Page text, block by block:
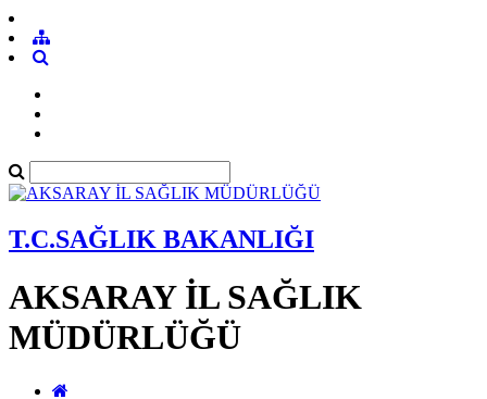
T.C.SAĞLIK BAKANLIĞI
AKSARAY İL SAĞLIK
MÜDÜRLÜĞÜ